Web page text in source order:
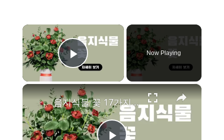
×
Play Video
Now Playing
×
음지식물 꽃 17가지, 물주기 온도 꽃말